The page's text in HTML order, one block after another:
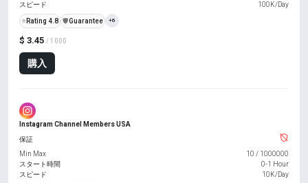
$ 3.45 / 1000
購入
スピード
100K/Day
⭐ Rating 4.8 ️🛡️Guarantee +6
Instagram Channel Members USA
保証
Min Max
10 / 1000000
スタート時間
0-1 Hour
スピード
10K/Day